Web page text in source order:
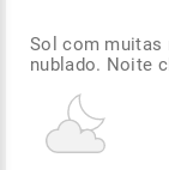
Sol com muitas
nublado. Noite